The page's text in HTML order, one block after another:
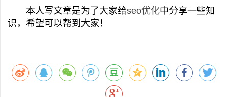
本人写文章是为了大家给seo优化中分享一些知
识，希望可以帮到大家！